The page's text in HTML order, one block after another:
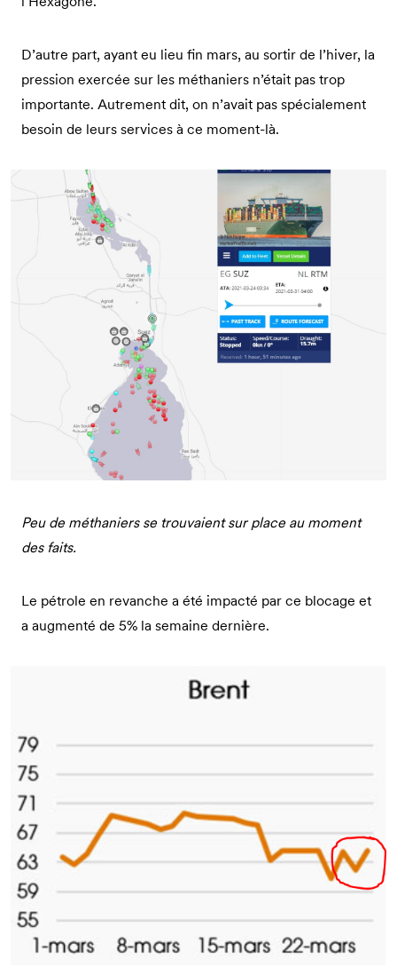
D’autre part, ayant eu lieu fin mars, au sortir de l’hiver, la
pression exercée sur les méthaniers n’était pas trop
importante. Autrement dit, on n’avait pas spécialement
besoin de leurs services à ce moment-là.
Peu de méthaniers se trouvaient sur place au moment
des faits.
Le pétrole en revanche a été impacté par ce blocage et
a augmenté de 5% la semaine dernière.